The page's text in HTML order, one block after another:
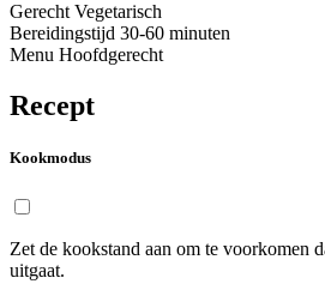
Gerecht Vegetarisch
Bereidingstijd 30-60 minuten
Menu Hoofdgerecht
Recept
Kookmodus
Zet de kookstand aan om te voorkomen
uitgaat.